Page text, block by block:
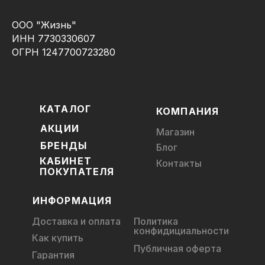
ООО "Жизнь"
ИНН 7730330607
ОГРН 1247700723280
КАТАЛОГ
КАБИНЕТ
ПОКУПАТЕЛЯ
БРЕНДЫ
АКЦИИ
Магазин
Блог
Контакты
КОМПАНИЯ
ИНФОРМАЦИЯ
Доставка и оплата
Как купить
Политика
конфидициальности
Публичная оферта
Гарантия